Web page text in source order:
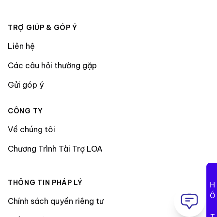
TRỢ GIÚP & GÓP Ý
Liên hệ
Các câu hỏi thường gặp
Gửi góp ý
CÔNG TY
Về chúng tôi
Chương Trình Tài Trợ LOA
THÔNG TIN PHÁP LÝ
Chính sách quyền riêng tư